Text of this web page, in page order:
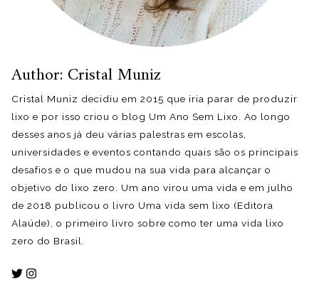
Author: Cristal Muniz
Cristal Muniz decidiu em 2015 que iria parar de produzir
lixo e por isso criou o blog Um Ano Sem Lixo. Ao longo
desses anos já deu várias palestras em escolas,
universidades e eventos contando quais são os principais
desafios e o que mudou na sua vida para alcançar o
objetivo do lixo zero. Um ano virou uma vida e em julho
de 2018 publicou o livro Uma vida sem lixo (Editora
Alaúde), o primeiro livro sobre como ter uma vida lixo
zero do Brasil.